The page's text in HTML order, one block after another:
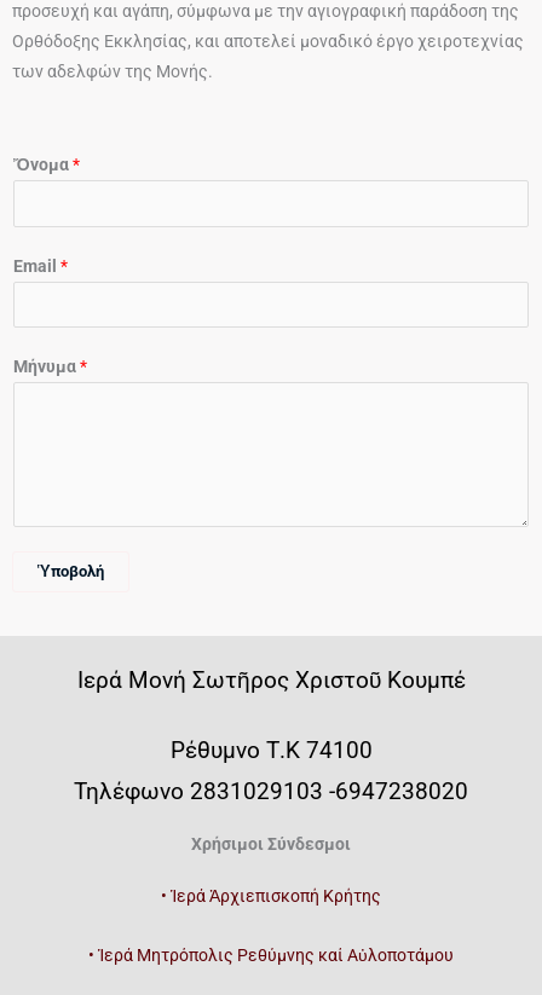
προσευχή και αγάπη, σύμφωνα με την αγιογραφική παράδοση της
Ορθόδοξης Εκκλησίας, και αποτελεί μοναδικό έργο χειροτεχνίας
των αδελφών της Μονής.
Ὄνομα*
Email *
Μήνυμα*
Ὑποβολή
Iερά Μονή Σωτῆρος Χριστοῦ Κουμπέ
Ρέθυμνο Τ.Κ 74100
Τηλέφωνο 2831029103 -6947238020
Χρήσιμοι Σύνδεσμοι
• Ἱερά Ἀρχιεπισκοπή Κρήτης
• Ἱερά Μητρόπολις Ρεθύμνης καί Αὐλοποτάμου